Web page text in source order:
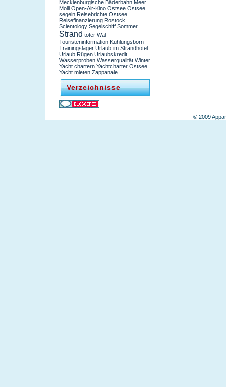
Mecklenburgische Bäderbahn Meer
Molli Open-Air-Kino Ostsee Ostsee
segeln Reisebrichte Ostsee
Reisefinanzierung Rostock
Scientology Segelschiff Sommer
Strand toter Wal
Touristeninformation Kühlungsborn
Trainingslager Urlaub im Strandhotel
Urlaub Rügen Urlaubskredit
Wasserproben Wasserqualität Winter
Yacht chartern Yachtcharter Ostsee
Yacht mieten Zappanale
Verzeichnisse
© 2009